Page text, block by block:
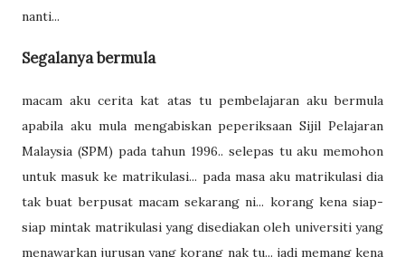
nanti...
Segalanya bermula
macam aku cerita kat atas tu pembelajaran aku bermula
apabila aku mula mengabiskan peperiksaan Sijil Pelajaran
Malaysia (SPM) pada tahun 1996.. selepas tu aku memohon
untuk masuk ke matrikulasi... pada masa aku matrikulasi dia
tak buat berpusat macam sekarang ni... korang kena siap-
siap mintak matrikulasi yang disediakan oleh universiti yang
menawarkan jurusan yang korang nak tu... jadi memang kena